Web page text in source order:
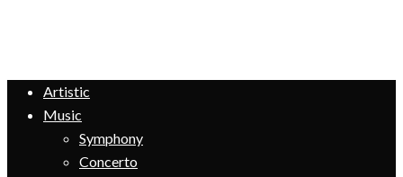
Artistic
Music
Symphony
Concerto